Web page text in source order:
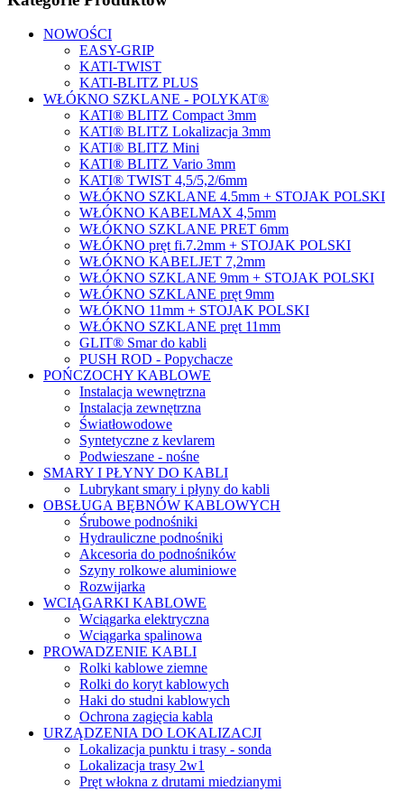
NOWOŚCI
EASY-GRIP
KATI-TWIST
KATI-BLITZ PLUS
WŁÓKNO SZKLANE - POLYKAT®
KATI® BLITZ Compact 3mm
KATI® BLITZ Lokalizacja 3mm
KATI® BLITZ Mini
KATI® BLITZ Vario 3mm
KATI® TWIST 4,5/5,2/6mm
WŁÓKNO SZKLANE 4.5mm + STOJAK POLSKI
WŁÓKNO KABELMAX 4,5mm
WŁÓKNO SZKLANE PRET 6mm
WŁÓKNO pręt fi.7.2mm + STOJAK POLSKI
WŁÓKNO KABELJET 7,2mm
WŁÓKNO SZKLANE 9mm + STOJAK POLSKI
WŁÓKNO SZKLANE pręt 9mm
WŁÓKNO 11mm + STOJAK POLSKI
WŁÓKNO SZKLANE pręt 11mm
GLIT® Smar do kabli
PUSH ROD - Popychacze
POŃCZOCHY KABLOWE
Instalacja wewnętrzna
Instalacja zewnętrzna
Światłowodowe
Syntetyczne z kevlarem
Podwieszane - nośne
SMARY I PŁYNY DO KABLI
Lubrykant smary i płyny do kabli
OBSŁUGA BĘBNÓW KABLOWYCH
Śrubowe podnośniki
Hydrauliczne podnośniki
Akcesoria do podnośników
Szyny rolkowe aluminiowe
Rozwijarka
WCIĄGARKI KABLOWE
Wciągarka elektryczna
Wciągarka spalinowa
PROWADZENIE KABLI
Rolki kablowe ziemne
Rolki do koryt kablowych
Haki do studni kablowych
Ochrona zagięcia kabla
URZĄDZENIA DO LOKALIZACJI
Lokalizacja punktu i trasy - sonda
Lokalizacja trasy 2w1
Pręt włokna z drutami miedzianymi